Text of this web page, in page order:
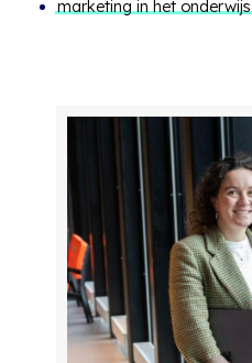
marketing in het onderwijs